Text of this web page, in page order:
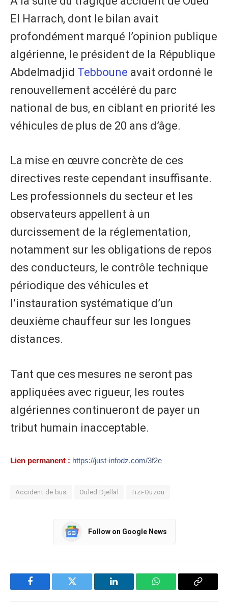
El Harrach, dont le bilan avait
profondément marqué l’opinion publique
algérienne, le président de la République
Abdelmadjid Tebboune avait ordonné le
renouvellement accéléré du parc
national de bus, en ciblant en priorité les
véhicules de plus de 20 ans d’âge.
La mise en œuvre concrète de ces
directives reste cependant insuffisante.
Les professionnels du secteur et les
observateurs appellent à un
durcissement de la réglementation,
notamment sur les obligations de repos
des conducteurs, le contrôle technique
périodique des véhicules et
l’instauration systématique d’un
deuxième chauffeur sur les longues
distances.
Tant que ces mesures ne seront pas
appliquées avec rigueur, les routes
algériennes continueront de payer un
tribut humain inacceptable.
Lien permanent : https://just-infodz.com/3f2e
Accident de bus Ouled Djellal Tizi-Ouzou
Follow on Google News
Facebook Twitter LinkedIn WhatsApp Copy